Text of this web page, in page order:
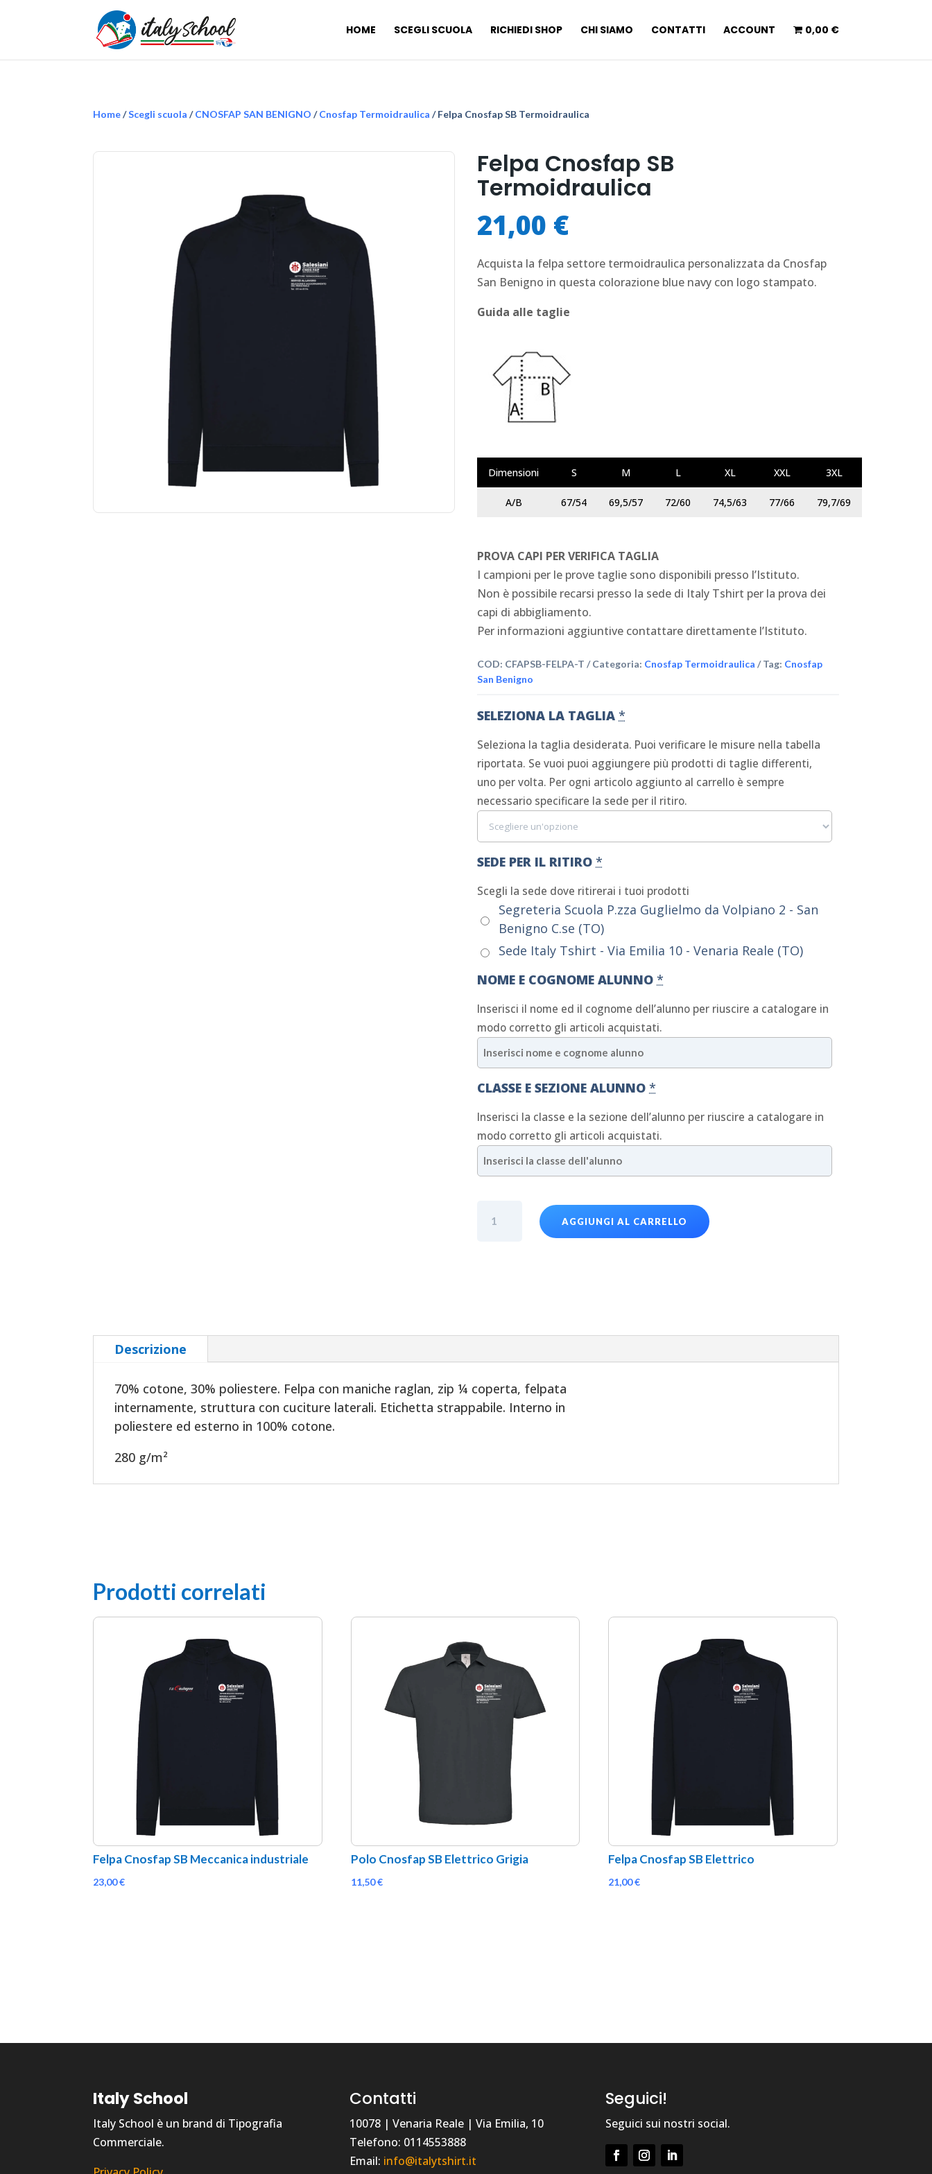
HOME SCEGLI SCUOLA RICHIEDI SHOP CHI SIAMO CONTATTI ACCOUNT 0,00 €
Home/Scegli scuola /CNOSFAP SAN BENIGNO /Cnosfap Termoidraulica / Felpa Cnosfap SB Termoidraulica
Felpa Cnosfap SB
Termoidraulica
21,00 €
Acquista la felpa settore termoidraulica personalizzata da Cnosfap
San Benigno in questa colorazione blue navy con logo stampato.
Guida alle taglie
Dimensioni S M L XL XXL 3XL
A/B 67/54 69,5/57 72/60 74,5/63 77/66 79,7/69
PROVA CAPI PER VERIFICA TAGLIA
I campioni per le prove taglie sono disponibili presso l’Istituto.
Non è possibile recarsi presso la sede di Italy Tshirt per la prova dei
capi di abbigliamento.
Per informazioni aggiuntive contattare direttamente l’Istituto.
COD: CFAPSB-FELPA-T Categoria: Cnosfap Termoidraulica Tag: Cnosfap
San Benigno
SELEZIONA LA TAGLIA *
Seleziona la taglia desiderata. Puoi verificare le misure nella tabella
riportata. Se vuoi puoi aggiungere più prodotti di taglie differenti,
uno per volta. Per ogni articolo aggiunto al carrello è sempre
necessario specificare la sede per il ritiro.
SEDE PER IL RITIRO *
Scegli la sede dove ritirerai i tuoi prodotti
Segreteria Scuola P.zza Guglielmo da Volpiano 2 - San
Benigno C.se (TO)
Sede Italy Tshirt - Via Emilia 10 - Venaria Reale (TO)
NOME E COGNOME ALUNNO *
Inserisci il nome ed il cognome dell’alunno per riuscire a catalogare in
modo corretto gli articoli acquistati.
CLASSE E SEZIONE ALUNNO *
Inserisci la classe e la sezione dell’alunno per riuscire a catalogare in
modo corretto gli articoli acquistati.
Cnosfap
AGGIUNGI AL CARRELLO
Descrizione
70% cotone, 30% poliestere. Felpa con maniche raglan, zip ¼ coperta, felpata
internamente, struttura con cuciture laterali. Etichetta strappabile. Interno in
poliestere ed esterno in 100% cotone.
280 g/m²
Prodotti correlati
Felpa Cnosfap SB Meccanica industriale
23,00€
Polo Cnosfap SB Elettrico Grigia
11,50€
Felpa Cnosfap SB Elettrico
21,00€
Italy School
Italy School è un brand di Tipografia
Commerciale.
Contatti
10078 | Venaria Reale | Via Emilia, 10
Telefono: 0114553888
Email: info@italytshirt.it
Seguici!
Seguici sui nostri social.